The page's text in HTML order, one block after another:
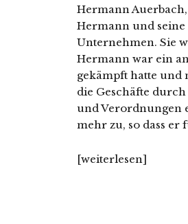
Hermann Auerbach
Hermann und
Unternehmen. Sie
Hermann war ein
gekämpft hat­te und
die Geschäfte
und Verordnungen
mehr zu, so dass
[wei­ter­le­sen]